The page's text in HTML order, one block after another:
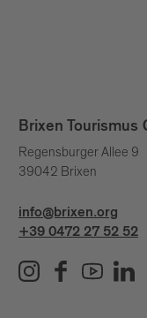
Brixen Tourismus
Regensburger Allee 9
39042 Brixen
info@brixen.org
+39 0472 27 52 52